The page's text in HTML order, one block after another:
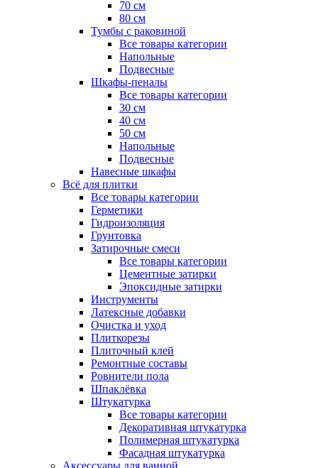
70 см
80 см
Тумбы с раковиной
Все товары категории
Напольные
Подвесные
Шкафы-пеналы
Все товары категории
30 см
40 см
50 см
Напольные
Подвесные
Навесные шкафы
Всё для плитки
Все товары категории
Герметики
Гидроизоляция
Грунтовка
Затирочные смеси
Все товары категории
Цементные затирки
Эпоксидные затирки
Инструменты
Латексные добавки
Очистка и уход
Плиткорезы
Плиточный клей
Ремонтные составы
Ровнители пола
Шпаклёвка
Штукатурка
Все товары категории
Декоративная штукатурка
Полимерная штукатурка
Фасадная штукатурка
Аксессуары для ванной